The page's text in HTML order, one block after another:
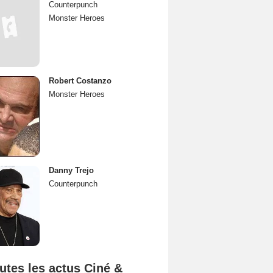
Counterpunch
Monster Heroes
Robert Costanzo
Monster Heroes
Danny Trejo
Counterpunch
les actus Ciné &